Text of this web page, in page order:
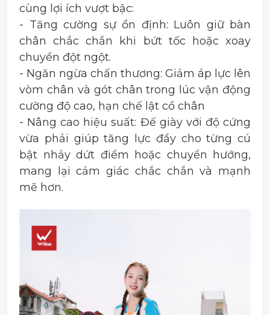
cùng lợi ích vượt bậc:
- Tăng cường sự ổn định: Luôn giữ bàn
chân chắc chắn khi bứt tốc hoặc xoay
chuyển đột ngột.
- Ngăn ngừa chấn thương: Giảm áp lực lên
vòm chân và gót chân trong lúc vận động
cường độ cao, hạn chế lật cổ chân
- Nâng cao hiệu suất: Đế giày với độ cứng
vừa phải giúp tăng lực đẩy cho từng cú
bật nhảy dứt điểm hoặc chuyển hướng,
mang lại cảm giác chắc chắn và mạnh
mẽ hơn.